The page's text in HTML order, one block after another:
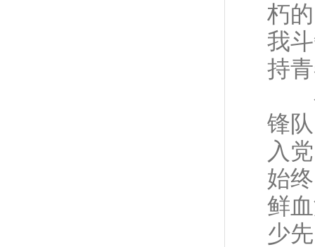
朽
我
持
在
锋
入
始
鲜
少